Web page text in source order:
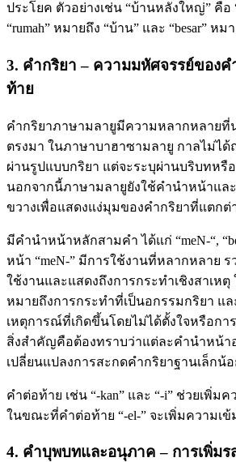
ประโยค ตัวอย่างเช่น “บ้านหลังใหญ่” คือ
“rumah” หมายถึง “บ้าน” และ “besar” หม
3. คํากริยา – ความมหัศจรรย์ของ
ท้าย
คำกริยาภาษามลายูมีความหลากหลายที่
ตรงมา ในภาษาบาฮาซามลายู กาลไม่ได้
ผ่านรูปแบบกริยา แต่จะระบุผ่านบริบทหรื
นอกจากนี้ภาษามลายูยังใช้คํานําหน้าแล
ขวางเพื่อแสดงแง่มุมของคํากริยาที่แตกต่
มีคำนำหน้าหลักสามคำ ได้แก่ “meN-“,
หน้า “meN-” มีการใช้งานที่หลากหลาย
ใช้งานและแสดงถึงการกระทำเชิงสาเหตุ
หมายถึงการกระทำที่เป็นอกรรมกริยา แล
เหตุการณ์ที่เกิดขึ้นโดยไม่ได้ตั้งใจหรือกา
สิ่งสำคัญคือต้องทราบว่าแต่ละคำนำหน้า
เปลี่ยนแปลงการสะกดคำกริยาฐานเล็กน้อ
คำต่อท้าย เช่น “-kan” และ “-i” ช่วยเพิ่มค
ในขณะที่คำต่อท้าย “-el-” จะเพิ่มความเ
4. คําบุพบทและอนุภาค – การเพิ่ม